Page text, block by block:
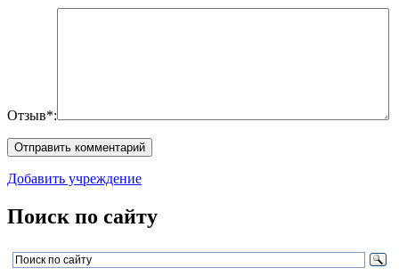
Отзыв*:
Добавить учреждение
Поиск по сайту